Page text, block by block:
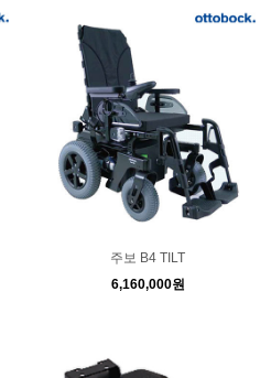
주보 B4 TILT
6,160,000원